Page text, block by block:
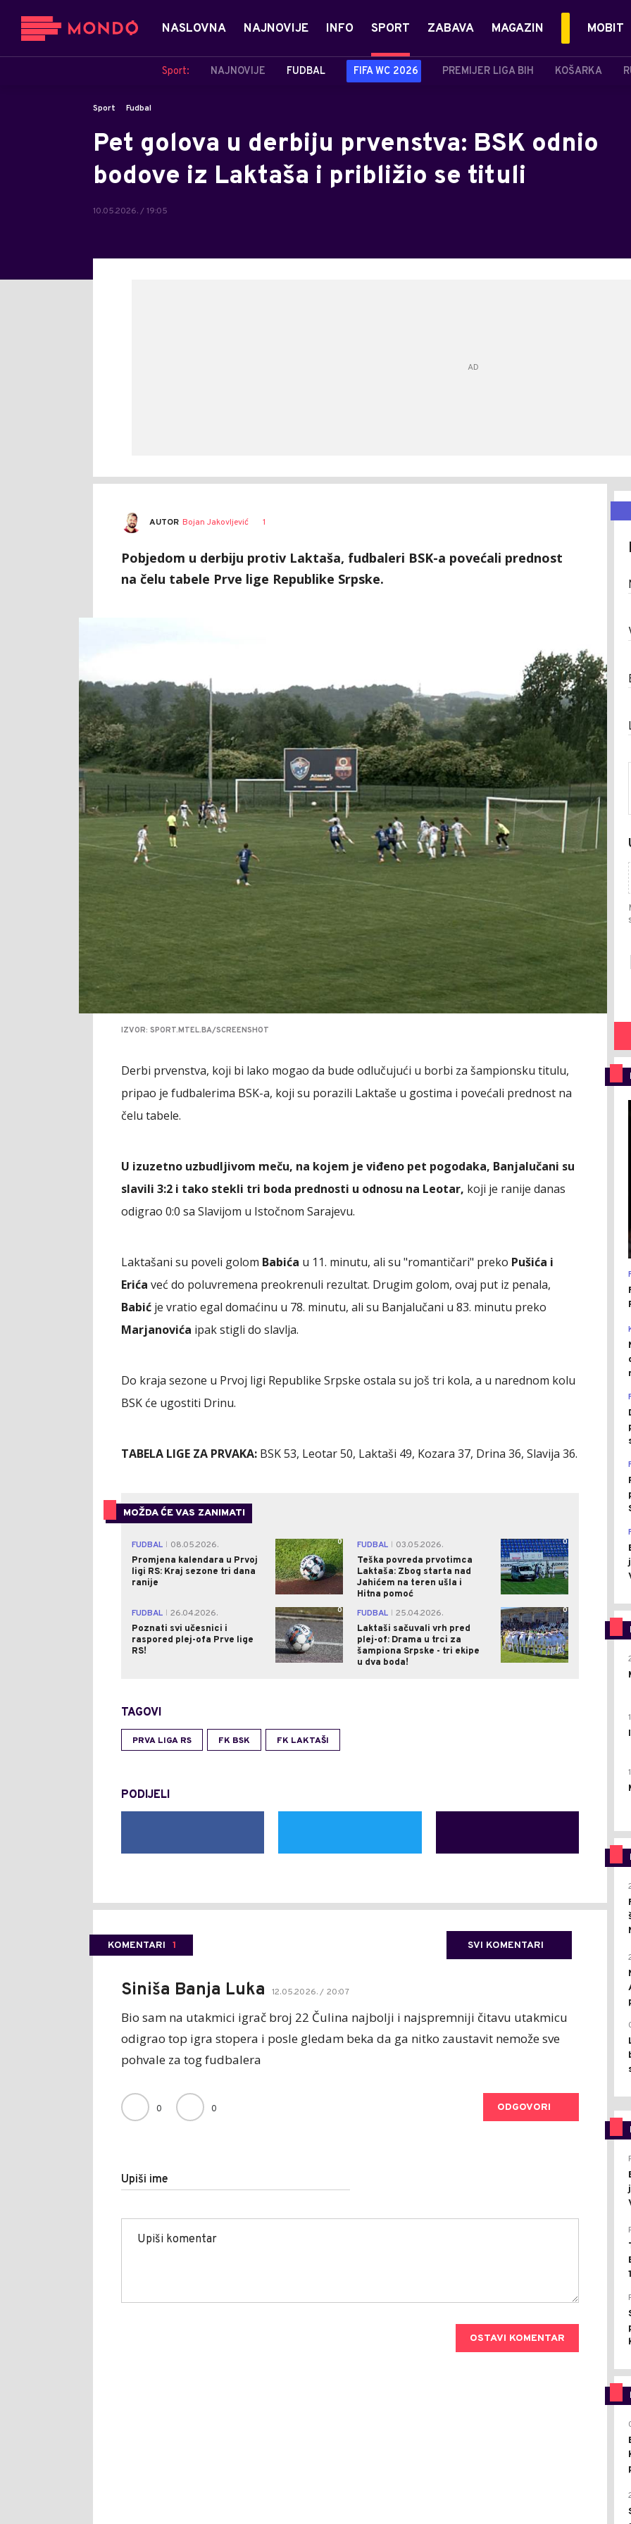
NASLOVNA NAJNOVIJE INFO SPORT
Sport: NAJNOVIJE FUDBAL FIFA WC 2026 PREMIJER LIGA BIH KOŠARKA
ZABAVA MAGAZIN MOBIT
Sport Fudbal
Pet golova u derbiju prvenstva: BSK odnio
bodove iz Laktaša i približio se tituli
10.05.2026. / 19:05
AUTOR Bojan Jakovljević 1
Pobjedom u derbiju protiv Laktaša, fudbaleri BSK-a povećali prednost
na čelu tabele Prve lige Republike Srpske.
IZVOR: SPORT.MTEL.BA/SCREENSHOT
Derbi prvenstva, koji bi lako mogao da bude odlučujući u borbi za šampionsku titulu,
pripao je fudbalerima BSK-a, koji su porazili Laktaše u gostima i povećali prednost na
čelu tabele.
U izuzetno uzbudljivom meču, na kojem je viđeno pet pogodaka, Banjalučani su
slavili 3:2 i tako stekli tri boda prednosti u odnosu na Leotar, koji je ranije danas
odigrao 0:0 sa Slavijom u Istočnom Sarajevu.
Laktašani su poveli golom Babića u 11. minutu, ali su "romantičari" preko Pušića i
Erića već do poluvremena preokrenuli rezultat. Drugim golom, ovaj put iz penala,
Babić je vratio egal domaćinu u 78. minutu, ali su Banjalučani u 83. minutu preko
Marjanovića ipak stigli do slavlja.
Do kraja sezone u Prvoj ligi Republike Srpske ostala su još tri kola, a u narednom kolu
BSK će ugostiti Drinu.
TABELA LIGE ZA PRVAKA: BSK 53, Leotar 50, Laktaši 49, Kozara 37, Drina 36, Slavija 36.
MOŽDA ĆE VAS ZANIMATI
FUDBAL
08.05.2026.
Promjena kalendara u Prvoj
ligi RS: Kraj sezone tri dana
ranije
0 FUDBAL
03.05.2026.
Teška povreda prvotimca
Laktaša: Zbog starta nad
Jahićem na teren ušla i
Hitna pomoć
0
FUDBAL
26.04.2026.
Poznati svi učesnici i
raspored plej-ofa Prve lige
RS!
0 FUDBAL
25.04.2026.
Laktaši sačuvali vrh pred
plej-of: Drama u trci za
šampiona Srpske - tri ekipe
u dva boda!
0
TAGOVI
PRVA LIGA RS FK BSK FK LAKTAŠI
PODIJELI
KOMENTARI 1 SVI KOMENTARI
Siniša Banja Luka 12.05.2026. / 20:07
Bio sam na utakmici igrač broj 22 Čulina najbolji i najspremniji čitavu utakmicu
odigrao top igra stopera i posle gledam beka da ga nitko zaustavit nemože sve
pohvale za tog fudbalera
0 0 ODGOVORI
Upiši ime
OSTAVI KOMENTAR